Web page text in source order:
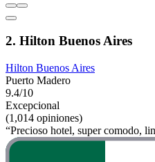
2. Hilton Buenos Aires
Hilton Buenos Aires
Puerto Madero
9.4/10
Excepcional
(1,014 opiniones)
“Precioso hotel, super comodo,